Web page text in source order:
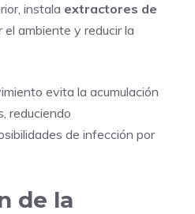
instala extractores de
el ambiente y reducir la
evita la acumulación
reduciendo
de infección por
de la